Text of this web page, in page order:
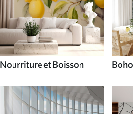
Nourriture et Boisson Boho